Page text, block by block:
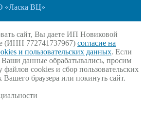
«Ласка ВЦ»
сайт, Вы даете ИП Новиковой
(ИНН 772741737967) согласие на
и пользовательских данных. Если
данные обрабатывались, просим
файлов cookies и сбор пользовательских
Вашего браузера или покинуть сайт.